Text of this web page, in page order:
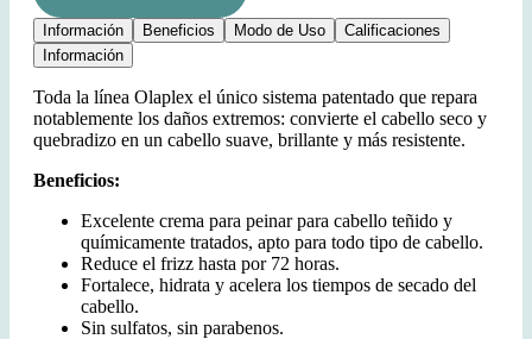
Información Beneficios Modo de Uso
Calificaciones
Información
Toda la línea Olaplex el único sistema patentado que repara
notablemente los daños extremos: convierte el cabello seco y
quebradizo en un cabello suave, brillante y más resistente.
Beneficios:
Excelente crema para peinar para cabello teñido y
químicamente tratados, apto para todo tipo de cabello.
Reduce el frizz hasta por 72 horas.
Fortalece, hidrata y acelera los tiempos de secado del
cabello.
Sin sulfatos, sin parabenos.